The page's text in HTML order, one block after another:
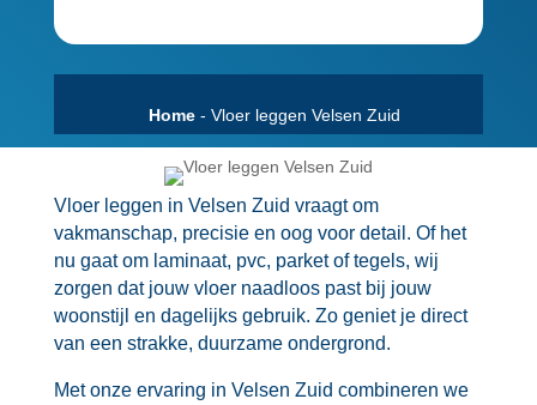
Home- Vloer leggen Velsen Zuid
Vloer leggen in Velsen Zuid vraagt om
vakmanschap, precisie en oog voor detail.​ Of het
nu gaat om laminaat, pvc, parket of tegels, wij
zorgen dat jouw vloer naadloos past bij jouw
woonstijl en dagelijks gebruik.​ Zo geniet je direct
van een strakke, duurzame ondergrond.​
Met onze ervaring in Velsen Zuid combineren we